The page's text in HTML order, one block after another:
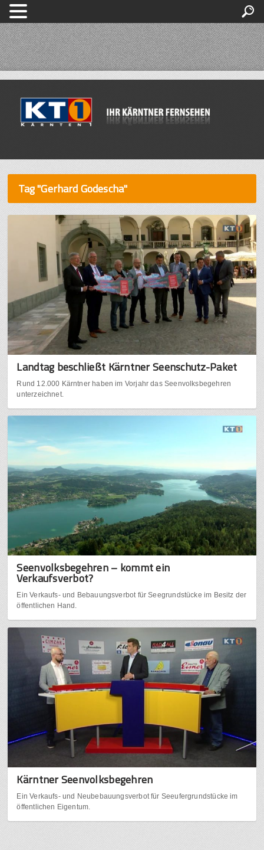
Tag "Gerhard Godescha"
Landtag beschließt Kärntner Seenschutz-Paket
Rund 12.000 Kärntner haben im Vorjahr das Seenvolksbegehren
unterzeichnet.
Seenvolksbegehren – kommt ein
Verkaufsverbot?
Ein Verkaufs- und Bebauungsverbot für Seegrundstücke im Besitz der
öffentlichen Hand.
Kärntner Seenvolksbegehren
Ein Verkaufs- und Neubebauungsverbot für Seeufergrundstücke im
öffentlichen Eigentum.